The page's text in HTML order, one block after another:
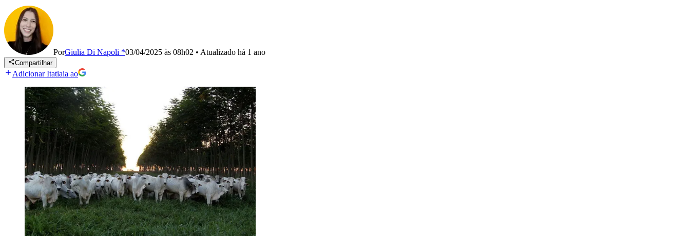
PorGiulia Di Napoli *03/04/2025 às 08h02 • Atualizado há 1 ano
Compartilhar
Adicionar Itatiaia ao